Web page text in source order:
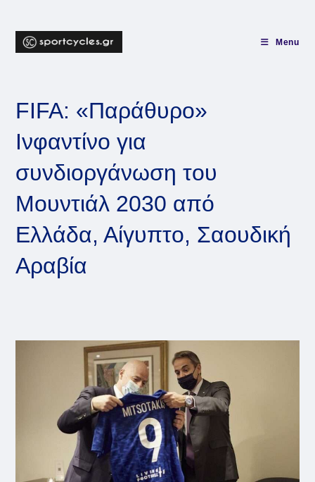
content
Menu
FIFA: «Παράθυρο»
Ινφαντίνο για
συνδιοργάνωση του
Μουντιάλ 2030 από
Ελλάδα, Αίγυπτο, Σαουδική
Αραβία